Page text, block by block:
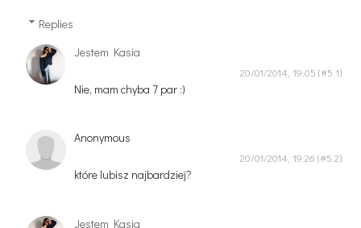
Replies
Jestem Kasia
20/01/2014, 19:05
Nie, mam chyba 7 par :)
Anonymous
20/01/2014, 19:26
które lubisz najbardziej?
Jestem Kasia